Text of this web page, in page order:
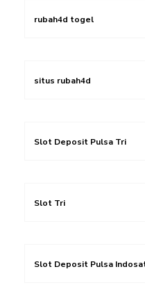
rubah4d togel
situs rubah4d
Slot Deposit Pulsa Tri
Slot Tri
Slot Deposit Pulsa